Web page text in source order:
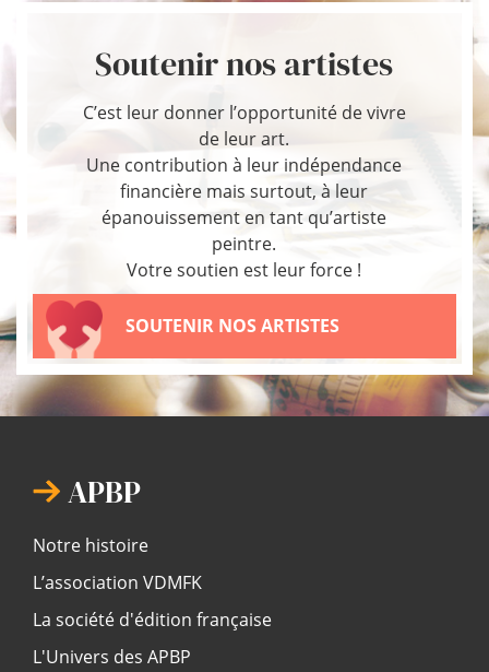
Soutenir nos artistes
C’est leur donner l’opportunité de vivre
de leur art.
Une contribution à leur indépendance
financière mais surtout, à leur
épanouissement en tant qu’artiste
peintre.
Votre soutien est leur force !
SOUTENIR NOS ARTISTES
APBP
Notre histoire
L’association VDMFK
La société d'édition française
L'Univers des APBP